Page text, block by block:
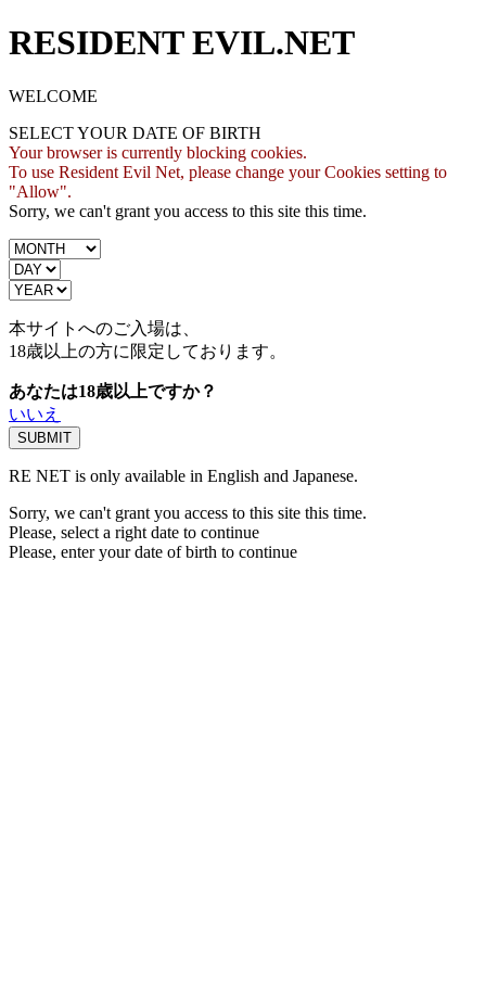
RESIDENT EVIL.NET
WELCOME
SELECT YOUR DATE OF BIRTH
Your browser is currently blocking cookies.
To use Resident Evil Net, please change your Cookies setting to
"Allow".
Sorry, we can't grant you access to this site this time.
本サイトへのご入場は、
18歳以上の方に限定しております。
あなたは18歳以上ですか？
いいえ
RE NET is only available in English and Japanese.
Sorry, we can't grant you access to this site this time.
Please, select a right date to continue
Please, enter your date of birth to continue